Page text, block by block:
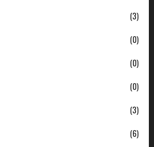
(3)
(0)
(0)
(0)
(3)
(6)